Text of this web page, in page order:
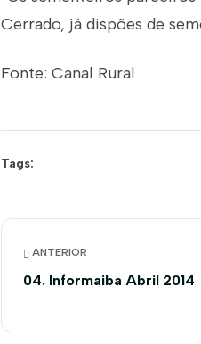
Cerrado, já dispões de
Fonte: Canal Rural
Tags:
ANTERIOR
04. Informaiba Abril 2014